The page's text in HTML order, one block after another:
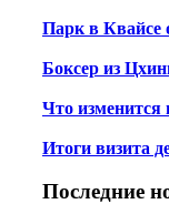
Парк в Квайсе
Боксер из
Что
Итоги визита
Последние